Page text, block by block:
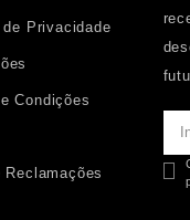
Privacidade
Condições
Reclamações